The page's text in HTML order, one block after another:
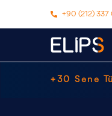
+90 (212)
+30 Sene